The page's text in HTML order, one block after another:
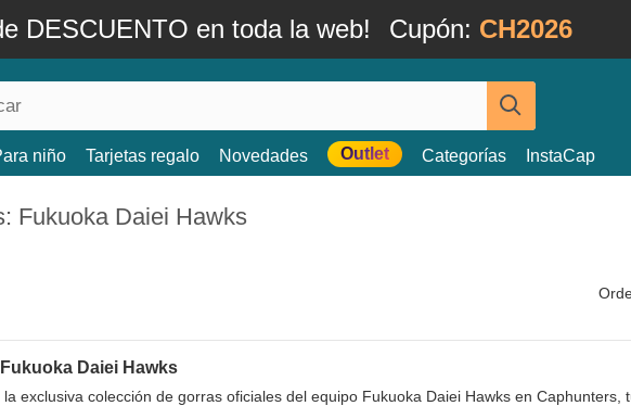
DESCUENTO en toda la web! Cupón: CH2026
niño Tarjetas regalo Novedades Outlet Categorías InstaCap
Fukuoka Daiei Hawks
Daiei Hawks
la exclusiva colección de gorras oficiales del equipo Fukuoka Daiei Hawks en Caphunters,